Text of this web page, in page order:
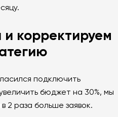
и корректируем
подключить
бюджет на 30%, мы
2 раза больше заявок.